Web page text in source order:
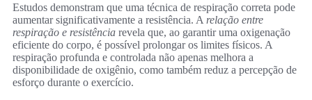
Estudos demonstram que uma técnica de respiração correta pode
aumentar significativamente a resistência. A relação entre
respiração e resistência revela que, ao garantir uma oxigenação
eficiente do corpo, é possível prolongar os limites físicos. A
respiração profunda e controlada não apenas melhora a
disponibilidade de oxigênio, como também reduz a percepção de
esforço durante o exercício.